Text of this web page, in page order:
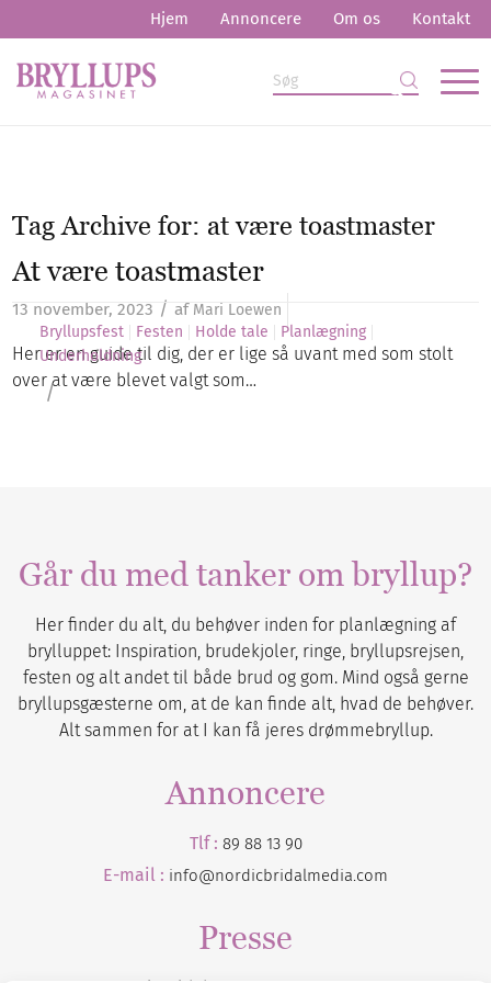
Hjem Annoncere Om os Kontakt
Tag Archive for: at være toastmaster
At være toastmaster
13 november, 2023 / af Mari Loewen
Her er en guide til dig, der er lige så uvant med som stolt
over at være blevet valgt som…
Bryllupsfest Festen Holde tale
Planlægning
Underholdning
/
Går du med tanker om bryllup?
Her finder du alt, du behøver inden for planlægning af
brylluppet: Inspiration, brudekjoler, ringe, bryllupsrejsen,
festen og alt andet til både brud og gom. Mind også gerne
bryllupsgæsterne om, at de kan finde alt, hvad de behøver.
Alt sammen for at I kan få jeres drømmebryllup.
Annoncere
Tlf : 89 88 13 90
E-mail : info@nordicbridalmedia.com
Presse